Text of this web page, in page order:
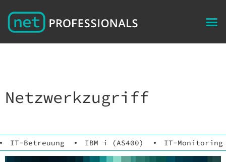
Netzwerkzugriff
IT-Betreuung IBM i (AS400) IT-Monitoring